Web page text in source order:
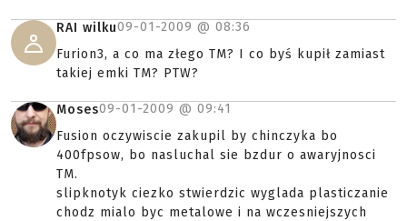
RAI wilku09-01-2009 @ 08:36
Furion3, a co ma złego TM? I co byś kupił zamiast
takiej emki TM? PTW?
Moses09-01-2009 @ 09:41
Fusion oczywiscie zakupil by chinczyka bo
400fpsow, bo nasluchal sie bzdur o awaryjnosci
TM.
slipknotyk ciezko stwierdzic wyglada plasticzanie
chodz mialo byc metalowe i na wczesniejszych